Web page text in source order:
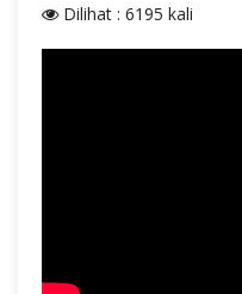
Dilihat : 6195 kali